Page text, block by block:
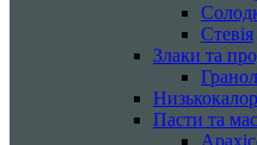
Стевія
Злаки та
Пасти та